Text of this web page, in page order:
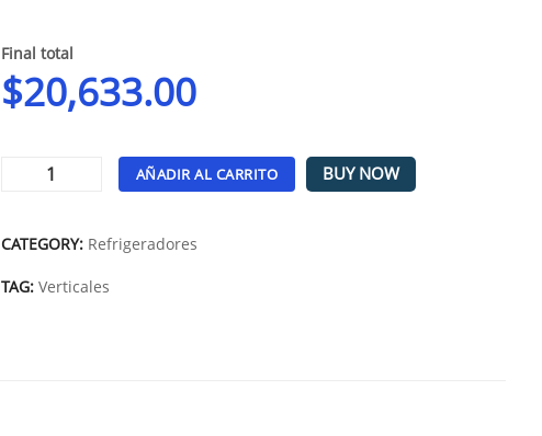
Final total
$20,633.00
AÑADIR AL CARRITO BUY NOW
CATEGORY: Refrigeradores
TAG: Verticales